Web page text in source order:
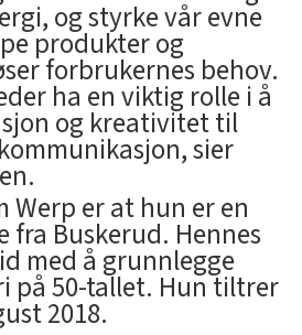
og styrke vår evne
produkter og
forbrukernes behov.
ha en viktig rolle i å
og kreativitet til
sier
Werp er at hun er en
fra Buskerud. Hennes
med å grunnlegge
på 50-tallet. Hun tiltrer
2018.